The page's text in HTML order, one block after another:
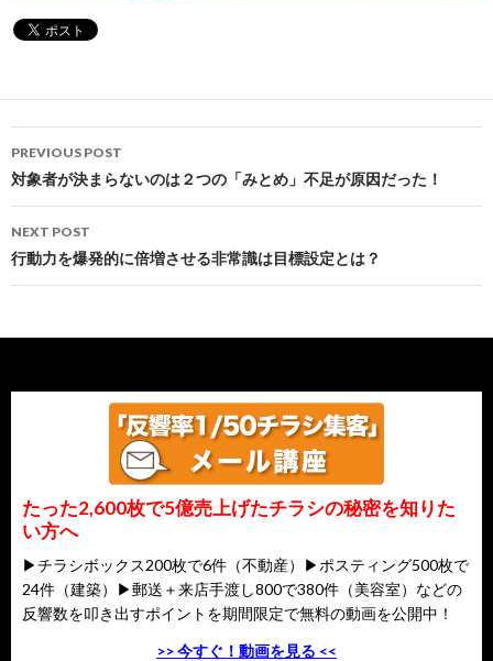
Post
navigation
PREVIOUS POST
対象者が決まらないのは２つの「みとめ」不足が原因だった！
NEXT POST
行動力を爆発的に倍増させる非常識は目標設定とは？
たった2,600枚で5億売上げたチラシの秘密を知りた
い方へ
▶チラシボックス200枚で6件（不動産）▶ポスティング500枚で
24件（建築）▶郵送＋来店手渡し800で380件（美容室）などの
反響数を叩き出すポイントを期間限定で無料の動画を公開中！
>> 今すぐ！動画を見る <<